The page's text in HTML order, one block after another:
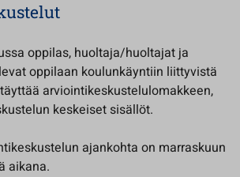
oppilas, huoltaja/huoltajat ja
oppilaan koulunkäyntiin liittyvistä
arviointikeskustelulomakkeen,
keskeiset sisällöt.
ajankohta on marraskuun
aikana.